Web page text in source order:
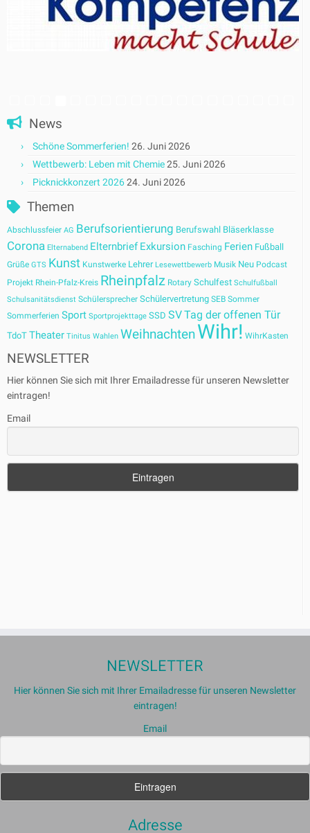
News
Schöne Sommerferien! 26. Juni 2026
Wettbewerb: Leben mit Chemie25. Juni 2026
Picknickkonzert 202624. Juni 2026
Themen
Abschlussfeier AG Berufsorientierung Berufswahl Bläserklasse
Corona Elternabend Elternbrief Exkursion Fasching Ferien Fußball
Grüße GTS Kunst Kunstwerke Lehrer Lesewettbewerb Musik Neu Podcast
Projekt Rhein-Pfalz-Kreis Rheinpfalz Rotary Schulfest Schulfußball
Schulsanitätsdienst Schülersprecher Schülervertretung SEB Sommer
Sommerferien Sport Sportprojekttage SSD SVTag der offenen Tür
TdoT Theater Tinitus Wahlen WeihnachtenWihr! WihrKasten
NEWSLETTER
Hier können Sie sich mit Ihrer Emailadresse für unseren Newsletter
eintragen!
Email
NEWSLETTER
Hier können Sie sich mit Ihrer Emailadresse für unseren Newsletter
eintragen!
Email
Adresse